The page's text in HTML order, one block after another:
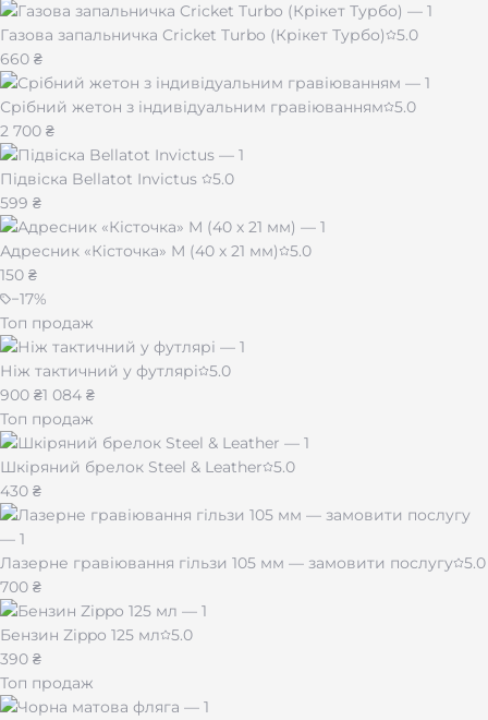
Газова запальничка Cricket Turbo (Крікет Турбо)
5.0
660 ₴
Срібний жетон з індивідуальним гравіюванням
5.0
2 700 ₴
Підвіска Bellatot Invictus
5.0
599 ₴
Адресник «Кісточка» M (40 х 21 мм)
5.0
150 ₴
−17%
Топ продаж
Ніж тактичний у футлярі
5.0
900 ₴1 084 ₴
Топ продаж
Шкіряний брелок Steel & Leather
5.0
430 ₴
Лазерне гравіювання гільзи 105 мм — замовити послугу 5.0
700 ₴
Бензин Zippo 125 мл
5.0
390 ₴
Топ продаж